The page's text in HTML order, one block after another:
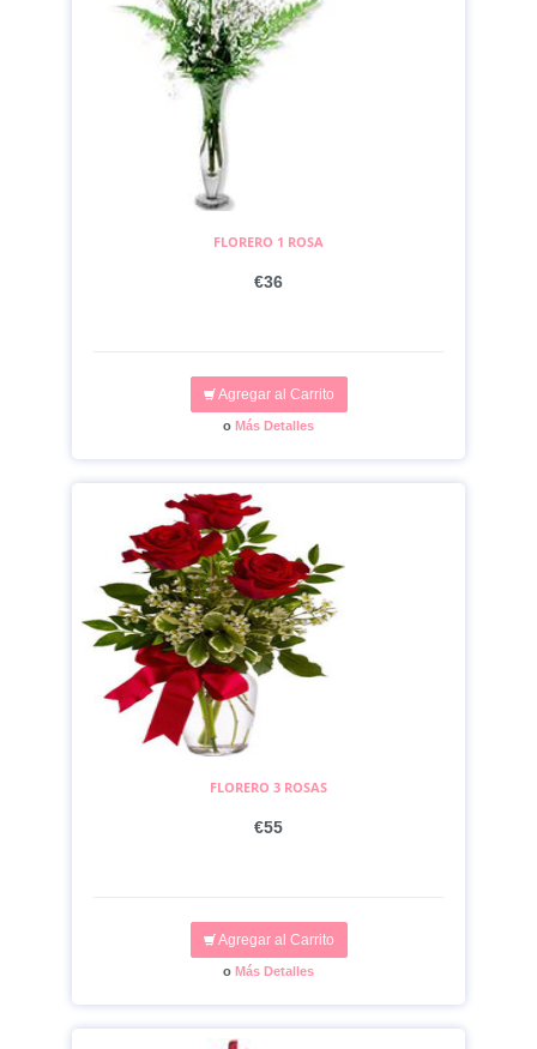
FLORERO 1 ROSA
€36
Agregar al Carrito
o Más Detalles
FLORERO 3 ROSAS
€55
Agregar al Carrito
o Más Detalles